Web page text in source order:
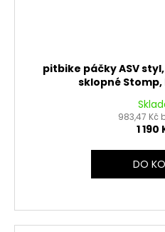
pitbike páčky ASV
sklopné Stomp,
983,47 Kč
1 190
DO